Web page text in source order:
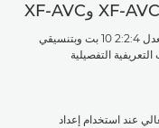
زيادة المعاينة بدقة 4K وبمعدل 4‏:2:2 10 بت وبتنسيقي
عند استخدام إعداد